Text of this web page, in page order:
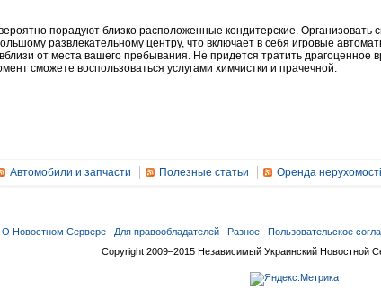
порадуют близко расположенные кондитерские. Организовать
развлекательному центру, что включает в себя игровые
от места вашего пребывания. Не придется тратить драгоценное
сможете воспользоваться услугами химчистки и прачечной.
Автомобили и запчасти Полезные статьи Оренда
О Новостном Сервере Для правообладателей Разное Пользовательское
Copyright 2009–2015 Независимый Украинский Новостной